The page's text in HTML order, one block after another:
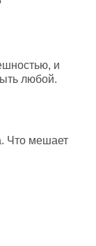
и
любой.
Что мешает